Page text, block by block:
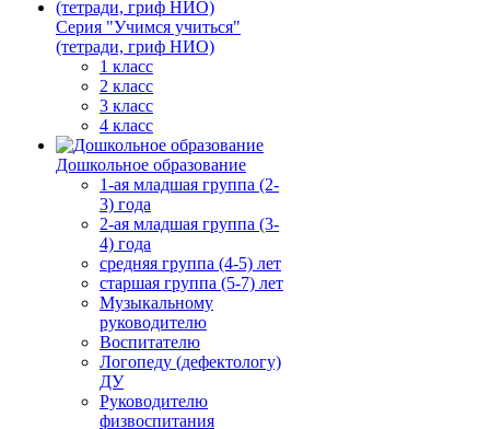
Серия "Учимся учиться"
(тетради, гриф НИО)
1 класс
2 класс
3 класс
4 класс
Дошкольное образование
1-ая младшая группа (2-
3) года
2-ая младшая группа (3-
4) года
средняя группа (4-5) лет
старшая группа (5-7) лет
Музыкальному
руководителю
Воспитателю
Логопеду (дефектологу)
ДУ
Руководителю
физвоспитания